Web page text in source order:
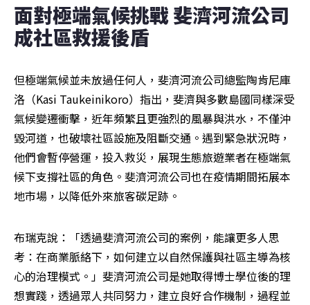
面對極端氣候挑戰 斐濟河流公司
成社區救援後盾
但極端氣候並未放過任何人，斐濟河流公司總監陶肯尼庫
洛（Kasi Taukeinikoro）指出，斐濟與多數島國同樣深受
氣候變遷衝擊，近年頻繁且更強烈的風暴與洪水，不僅沖
毀河道，也破壞社區設施及阻斷交通。遇到緊急狀況時，
他們會暫停營運，投入救災，展現生態旅遊業者在極端氣
候下支撐社區的角色。斐濟河流公司也在疫情期間拓展本
地市場，以降低外來旅客碳足跡。
布瑞克說：「透過斐濟河流公司的案例，能讓更多人思
考：在商業脈絡下，如何建立以自然保護與社區主導為核
心的治理模式。」斐濟河流公司是她取得博士學位後的理
想實踐，透過眾人共同努力，建立良好合作機制，過程並